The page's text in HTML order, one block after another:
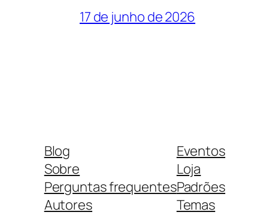
17 de junho de 2026
Blog
Sobre
Perguntas frequentes
Autores
Eventos
Loja
Padrões
Temas